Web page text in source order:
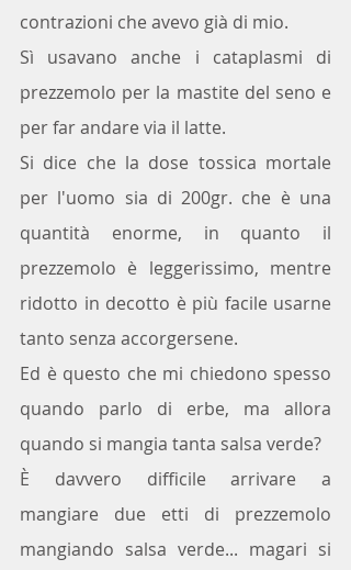
contrazioni che avevo già di mio.
Sì usavano anche i cataplasmi di
prezzemolo per la mastite del seno e
per far andare via il latte.
Si dice che la dose tossica mortale
per l'uomo sia di 200gr. che è una
quantità enorme, in quanto il
prezzemolo è leggerissimo, mentre
ridotto in decotto è più facile usarne
tanto senza accorgersene.
Ed è questo che mi chiedono spesso
quando parlo di erbe, ma allora
quando si mangia tanta salsa verde?
È davvero difficile arrivare a
mangiare due etti di prezzemolo
mangiando salsa verde... magari si